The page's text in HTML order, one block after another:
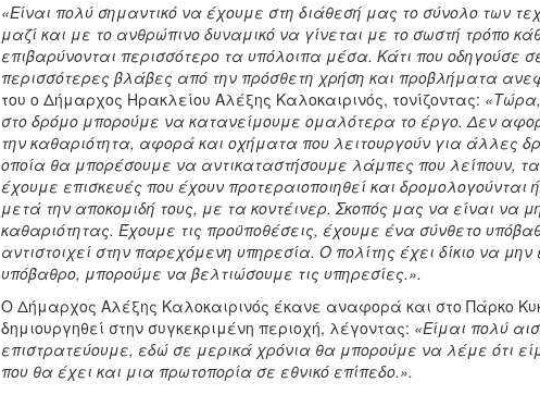
«Είναι πολύ σημαντικό να έχουμε στη διάθεσή μας το σύνολο των
μαζί και με το ανθρώπινο δυναμικό να γίνεται με το σωστή τρόπο
επιβαρύνονται περισσότερο τα υπόλοιπα μέσα. Κάτι που
περισσότερες βλάβες από την πρόσθετη χρήση και προβλήματα
του ο Δήμαρχος Ηρακλείου Αλέξης Καλοκαιρινός, τονίζοντας:
στο δρόμο μπορούμε να κατανείμουμε ομαλότερα το έργο. Δεν
την καθαριότητα, αφορά και οχήματα που λειτουργούν για άλλες
οποία θα μπορέσουμε να αντικαταστήσουμε λάμπες που λείπουν,
έχουμε επισκευές που έχουν προτεραιοποιηθεί και
μετά την αποκομιδή τους, με τα κοντέινερ. Σκοπός μας να είναι να
καθαριότητας. Έχουμε τις προϋποθέσεις, έχουμε ένα σύνθετο
αντιστοιχεί στην παρεχόμενη υπηρεσία. Ο πολίτης έχει δίκιο να
υπόβαθρο, μπορούμε να βελτιώσουμε τις υπηρεσίες.».
Ο Δήμαρχος Αλέξης Καλοκαιρινός έκανε αναφορά και στο Πάρκο
δημιουργηθεί στην συγκεκριμένη περιοχή, λέγοντας: «Είμαι πολύ
επιστρατεύουμε, εδώ σε μερικά χρόνια θα μπορούμε να λέμε ότι
που θα έχει και μια πρωτοπορία σε εθνικό επίπεδο.».